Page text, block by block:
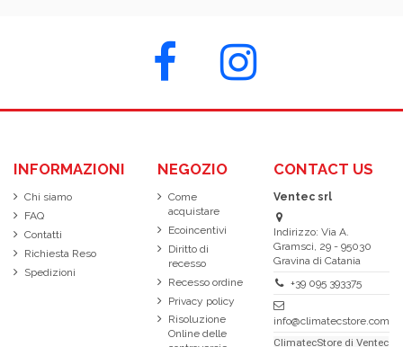
INFORMAZIONI
Chi siamo
FAQ
Contatti
Richiesta Reso
Spedizioni
NEGOZIO
Come
acquistare
Ecoincentivi
Diritto di
recesso
Recesso ordine
Privacy policy
Risoluzione
Online delle
CONTACT US
Ventec srl
Indirizzo: Via A.
Gramsci, 29 - 95030
Gravina di Catania
+39 095 393375
info@climatecstore.com
ClimatecStore di Ventec